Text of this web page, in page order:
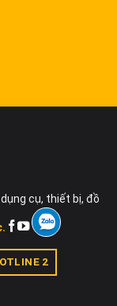
cụ, thiết bị, đồ
2